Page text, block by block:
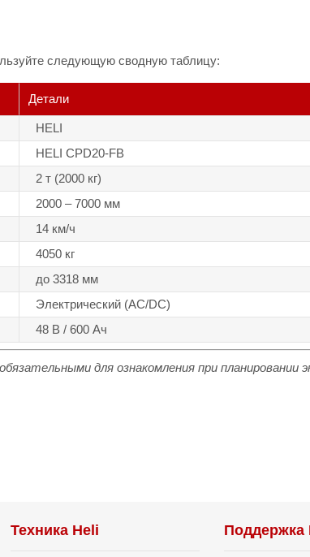
следующую сводную таблицу:
Детали
HELI
HELI CPD20-FB
2 т (2000 кг)
2000 – 7000 мм
14 км/ч
4050 кг
до 3318 мм
Электрический (АС/DC)
48 В / 600 Ач
для ознакомления при планировании
Техника Heli Поддержка